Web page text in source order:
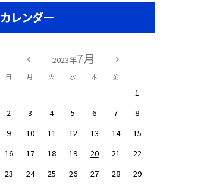
カレンダー
2023年7月
日 月 火 水 木 金 土
1
2
3 4 5 6 7
8
9
10 11 12 13 14
15
16
17 18 19 20 21
22
23
24 25 26 27 28
29